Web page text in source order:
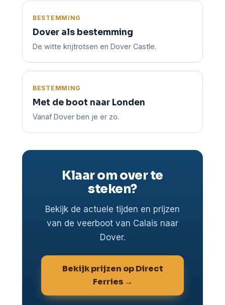
BESTEMMING
Dover als bestemming
De witte krijtrotsen en Dover Castle.
BESTEMMING
Met de boot naar Londen
Vanaf Dover ben je er zo.
Klaar om over te
steken?
Bekijk de actuele tijden en prijzen
van de veerboot van Calais naar
Dover.
Bekijk prijzen op Direct
Ferries →